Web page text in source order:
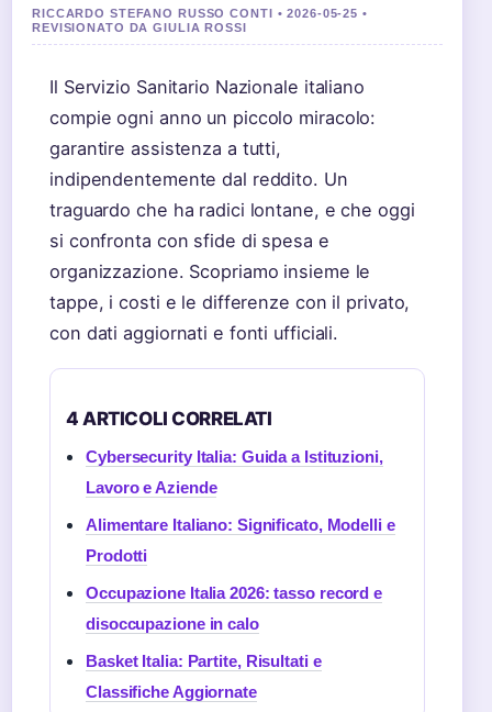
RICCARDO STEFANO RUSSO CONTI • 2026-05-25 •
REVISIONATO DA GIULIA ROSSI
Il Servizio Sanitario Nazionale italiano
compie ogni anno un piccolo miracolo:
garantire assistenza a tutti,
indipendentemente dal reddito. Un
traguardo che ha radici lontane, e che oggi
si confronta con sfide di spesa e
organizzazione. Scopriamo insieme le
tappe, i costi e le differenze con il privato,
con dati aggiornati e fonti ufficiali.
4 ARTICOLI CORRELATI
Cybersecurity Italia: Guida a Istituzioni,
Lavoro e Aziende
Alimentare Italiano: Significato, Modelli e
Prodotti
Occupazione Italia 2026: tasso record e
disoccupazione in calo
Basket Italia: Partite, Risultati e
Classifiche Aggiornate